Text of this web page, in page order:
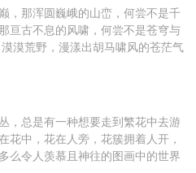
，那浑圆巍峨的山峦，何尝不是千
亘古不息的风啸，何尝不是苍穹与
漠荒野，漫漾出胡马啸风的苍茫气
，总是有一种想要走到繁花中去游
花中，花在人旁，花簇拥着人开，
么令人羡慕且神往的图画中的世界